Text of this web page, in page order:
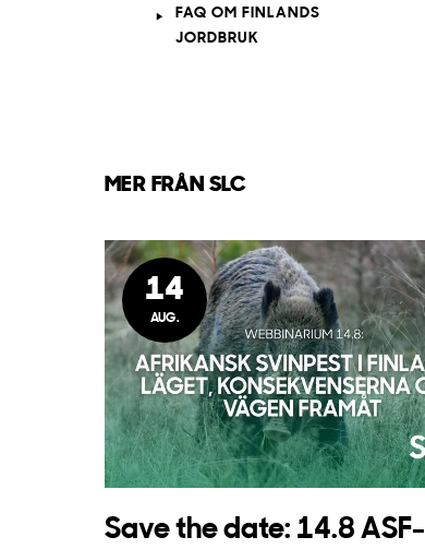
FAQ OM FINLANDS
JORDBRUK
MER FRÅN SLC
14
AUG.
Save the date: 14.8 ASF-